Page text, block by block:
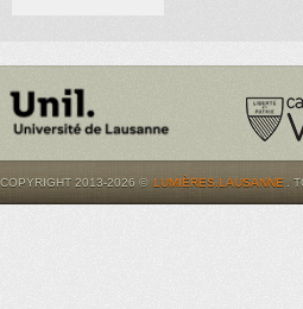
COPYRIGHT 2013-2026 © LUMIÈRES.LAUSANNE .